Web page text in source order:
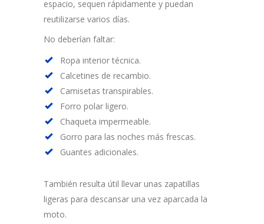
espacio, sequen rápidamente y puedan
reutilizarse varios días.
No deberían faltar:
Ropa interior técnica.
Calcetines de recambio.
Camisetas transpirables.
Forro polar ligero.
Chaqueta impermeable.
Gorro para las noches más frescas.
Guantes adicionales.
También resulta útil llevar unas zapatillas
ligeras para descansar una vez aparcada la
moto.